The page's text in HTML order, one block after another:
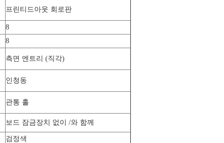
프린티드아웃 회로판
8
8
측면 엔트리 (직각)
인청동
관통 홀
보드 잠금장치 없이 /와 함께
검정색